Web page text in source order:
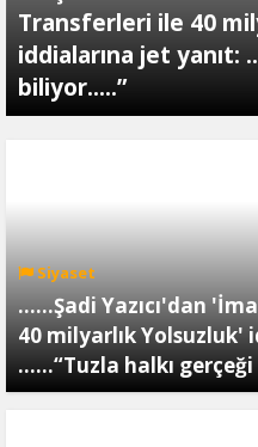
Transferleri ile 40
iddialarına jet yanıt:
biliyor.....”
Siyaset
......Şadi Yazıcı'dan
40 milyarlık Yolsuzluk'
......“Tuzla halkı